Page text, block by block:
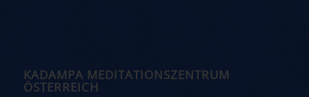
KADAMPA MEDITATIONSZENTRUM
ÖSTERREICH